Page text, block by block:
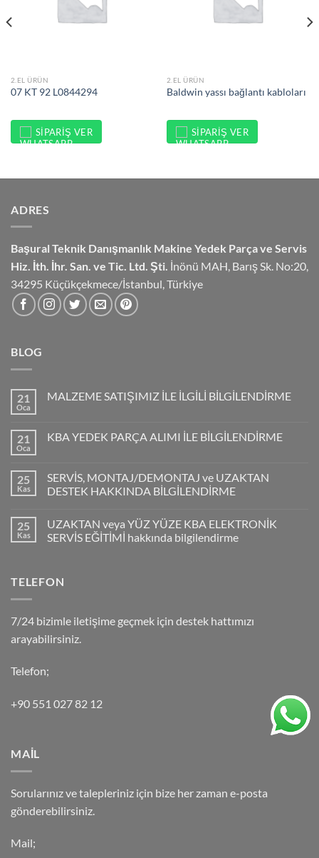
2.EL ÜRÜN
07 KT 92 L0844294
SIPARIŞ VER
2.EL ÜRÜN
Baldwin yassı bağlantı kabloları
SIPARIŞ VER
ADRES
Başural Teknik Danışmanlık Makine Yedek Parça ve Servis
Hiz. İth. İhr. San. ve Tic. Ltd. Şti. İnönü MAH, Barış Sk. No:20,
34295 Küçükçekmece/İstanbul, Türkiye
BLOG
21
Oca
MALZEME SATIŞIMIZ İLE İLGİLİ BİLGİLENDİRME
21
Oca
KBA YEDEK PARÇA ALIMI İLE BİLGİLENDİRME
25
Kas
SERVİS, MONTAJ/DEMONTAJ ve UZAKTAN
DESTEK HAKKINDA BİLGİLENDİRME
25
Kas
UZAKTAN veya YÜZ YÜZE KBA ELEKTRONİK
SERVİS EĞİTİMİ hakkında bilgilendirme
TELEFON
7/24 bizimle iletişime geçmek için destek hattımızı
arayabilirsiniz.
Telefon;
+90 551 027 82 12
MAİL
Sorularınız ve talepleriniz için bize her zaman e-posta
gönderebilirsiniz.
Mail;